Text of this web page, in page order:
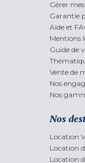
Gérer
Garantie
Aide et
Mentions
Guide de
Vente de
Nos
Nos
Nos
Location
Location
Location